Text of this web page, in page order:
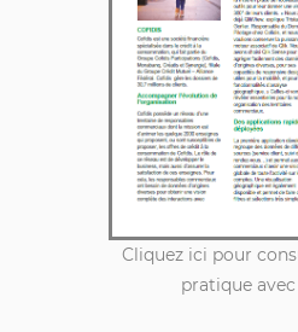
Cliquez ici pour
pratique